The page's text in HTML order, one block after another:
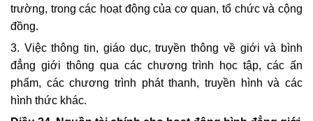
trường, trong các hoạt động của cơ quan, tổ chức và cộng
đồng.
3. Việc thông tin, giáo dục, truyền thông về giới và bình
đẳng giới thông qua các chương trình học tập, các ấn
phẩm, các chương trình phát thanh, truyền hình và các
hình thức khác.